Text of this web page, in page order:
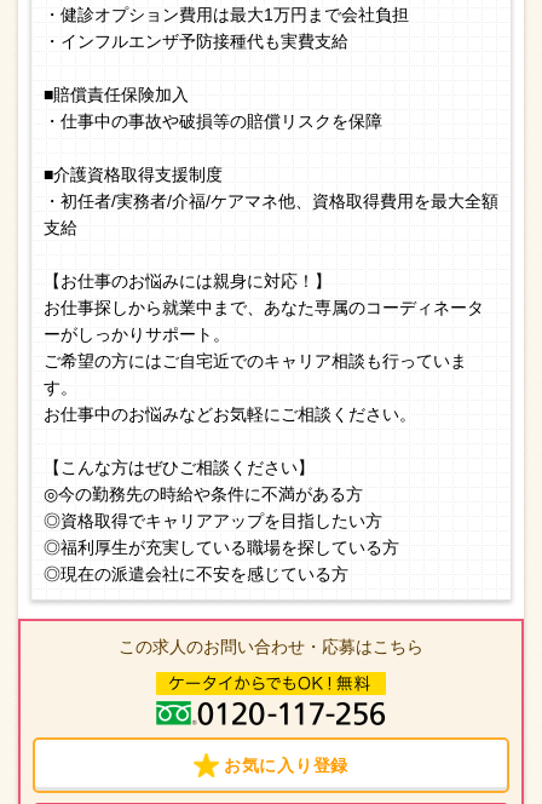
・健診オプション費用は最大1万円まで会社負担
・インフルエンザ予防接種代も実費支給
■賠償責任保険加入
・仕事中の事故や破損等の賠償リスクを保障
■介護資格取得支援制度
・初任者/実務者/介福/ケアマネ他、資格取得費用を最大全額
支給
【お仕事のお悩みには親身に対応！】
お仕事探しから就業中まで、あなた専属のコーディネータ
ーがしっかりサポート。
ご希望の方にはご自宅近でのキャリア相談も行っていま
す。
お仕事中のお悩みなどお気軽にご相談ください。
【こんな方はぜひご相談ください】
◎今の勤務先の時給や条件に不満がある方
◎資格取得でキャリアアップを目指したい方
◎福利厚生が充実している職場を探している方
◎現在の派遣会社に不安を感じている方
この求人のお問い合わせ・応募はこちら
お気に入り登録